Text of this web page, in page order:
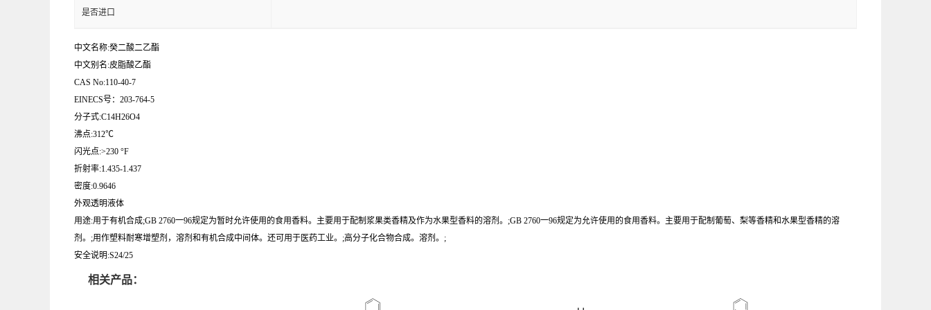
是否进口
中文名称:癸二酸二乙酯
中文别名:皮脂酸乙酯
CAS No:110-40-7
EINECS号：203-764-5
分子式:C14H26O4
沸点:312℃
闪光点:>230 °F
折射率:1.435-1.437
密度:0.9646
外观透明液体
用途:用于有机合成;GB 2760一96规定为暂时允许使用的食用香料。主要用于配制浆果类香精及作为水果型香料的溶剂。;GB 2760一96规定为允许使用的食用香料。主要用于配制葡萄、梨等香精和水果型香精的溶
剂。;用作塑料耐寒增塑剂，溶剂和有机合成中间体。还可用于医药工业。;高分子化合物合成。溶剂。;
安全说明:S24/25
相关产品：